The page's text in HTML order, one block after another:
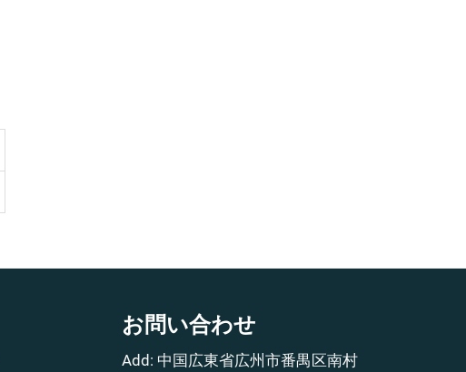
お問い合わせ
Add: 中国広東省広州市番禺区南村